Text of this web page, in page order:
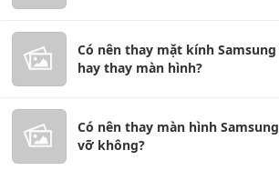
Có nên thay mặt kính Samsung
hay thay màn hình?
Có nên thay màn hình
vỡ không?